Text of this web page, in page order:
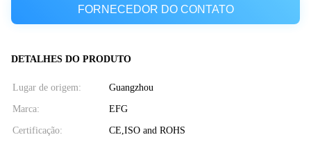
FORNECEDOR DO CONTATO
DETALHES DO PRODUTO
Lugar de origem: Guangzhou
Marca: EFG
Certificação: CE,ISO and ROHS